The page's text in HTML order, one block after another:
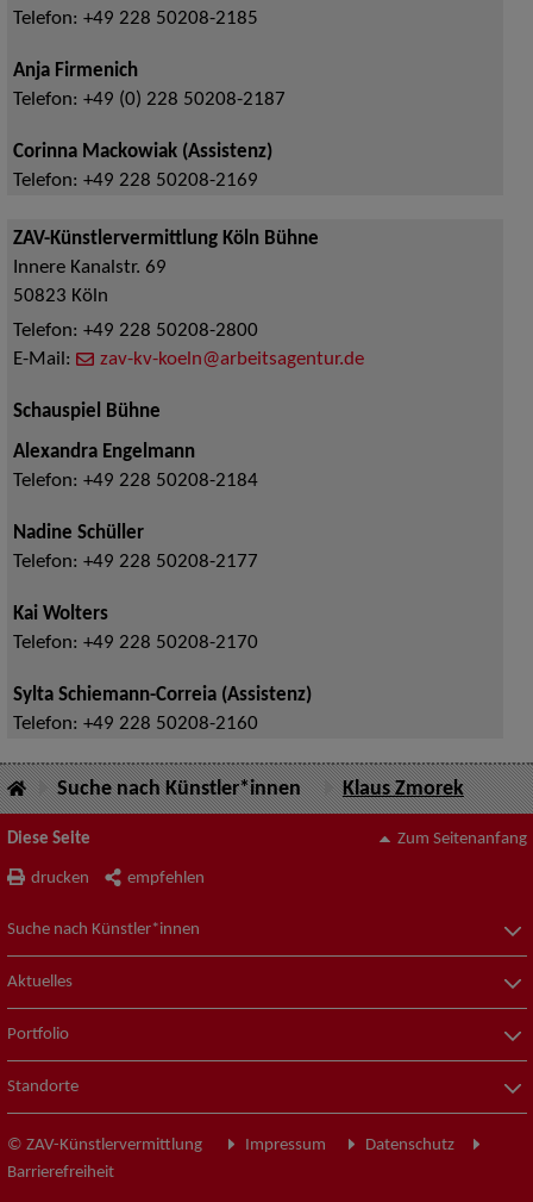
Telefon: +49 228 50208-2185
Anja Firmenich
Telefon: +49 (0) 228 50208-2187
Corinna Mackowiak (Assistenz)
Telefon: +49 228 50208-2169
ZAV-Künstlervermittlung Köln Bühne
Innere Kanalstr. 69
50823 Köln
Telefon: +49 228 50208-2800
E-Mail:
zav-kv-koeln@arbeitsagentur.de
Schauspiel Bühne
Alexandra Engelmann
Telefon: +49 228 50208-2184
Nadine Schüller
Telefon: +49 228 50208-2177
Kai Wolters
Telefon: +49 228 50208-2170
Sylta Schiemann-Correia (Assistenz)
Telefon: +49 228 50208-2160
Suche nach Künstler*innen Klaus Zmorek
Diese Seite
drucken empfehlen
Zum Seitenanfang
Suche nach Künstler*innen
Aktuelles
Portfolio
Standorte
© ZAV-Künstlervermittlung Impressum
Datenschutz
Barrierefreiheit